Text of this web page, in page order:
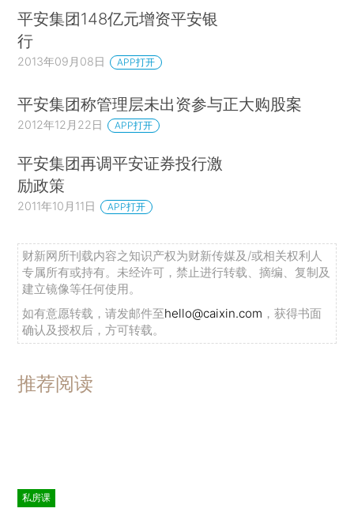
平安集团148亿元增资平安银
行
2013年09月08日 APP打开
平安集团称管理层未出资参与正大购股案
2012年12月22日 APP打开
平安集团再调平安证券投行激
励政策
2011年10月11日 APP打开
财新网所刊载内容之知识产权为财新传媒及/或相关权利人
专属所有或持有。未经许可，禁止进行转载、摘编、复制及
建立镜像等任何使用。
如有意愿转载，请发邮件至hello@caixin.com ，获得书面
确认及授权后，方可转载。
推荐阅读
私房课